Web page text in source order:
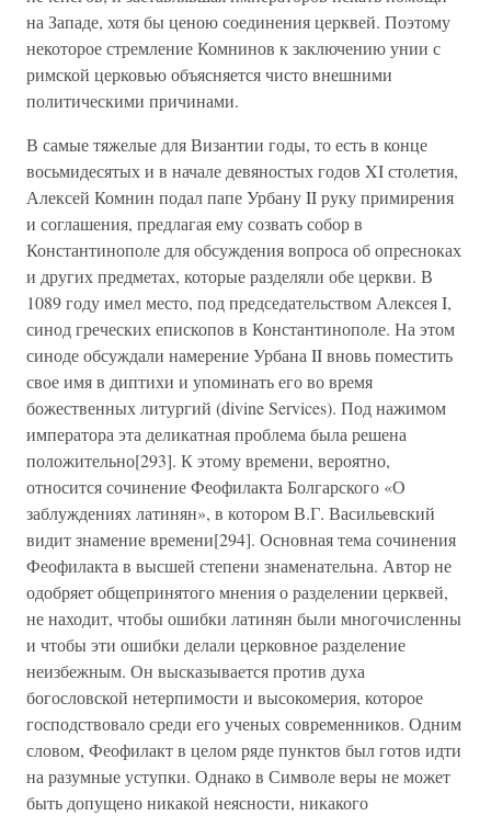
на Западе, хотя бы ценою соединения церквей. Поэтому
некоторое стремление Комнинов к заключению унии с
римской церковью объясняется чисто внешними
политическими причинами.
В самые тяжелые для Византии годы, то есть в конце
восьмидесятых и в начале девяностых годов XI столетия,
Алексей Комнин подал папе Урбану II руку примирения
и соглашения, предлагая ему созвать собор в
Константинополе для обсуждения вопроса об опресноках
и других предметах, которые разделяли обе церкви. В
1089 году имел место, под председательством Алексея I,
синод греческих епископов в Константинополе. На этом
синоде обсуждали намерение Урбана II вновь поместить
свое имя в диптихи и упоминать его во время
божественных литургий (divine Services). Под нажимом
императора эта деликатная проблема была решена
положительно[293]. К этому времени, вероятно,
относится сочинение Феофилакта Болгарского «О
заблуждениях латинян», в котором В.Г. Васильевский
видит знамение времени[294]. Основная тема сочинения
Феофилакта в высшей степени знаменательна. Автор не
одобряет общепринятого мнения о разделении церквей,
не находит, чтобы ошибки латинян были многочисленны
и чтобы эти ошибки делали церковное разделение
неизбежным. Он высказывается против духа
богословской нетерпимости и высокомерия, которое
господствовало среди его ученых современников. Одним
словом, Феофилакт в целом ряде пунктов был готов идти
на разумные уступки. Однако в Символе веры не может
быть допущено никакой неясности, никакого